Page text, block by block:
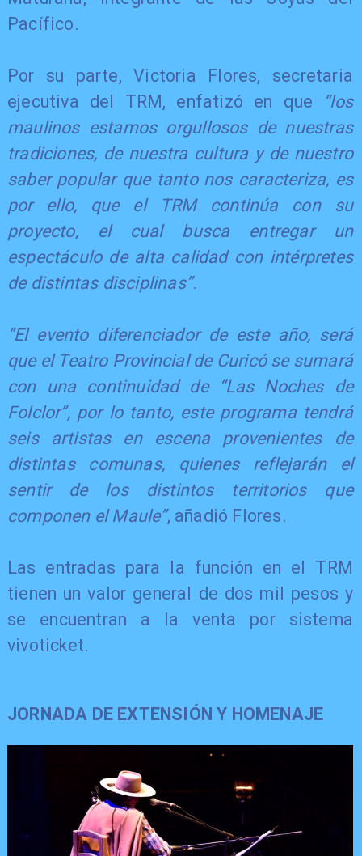
Pacífico.
Por su parte, Victoria Flores, secretaria
ejecutiva del TRM, enfatizó en que
“los
maulinos estamos orgullosos de nuestras
tradiciones, de nuestra cultura y de nuestro
saber popular que tanto nos caracteriza, es
por ello, que el TRM continúa con su
proyecto, el cual busca entregar un
espectáculo de alta calidad con intérpretes
de distintas disciplinas”.
“El evento diferenciador de este año, será
que el Teatro Provincial de Curicó se sumará
con una continuidad de “Las Noches de
Folclor”, por lo tanto, este programa tendrá
seis artistas en escena provenientes de
distintas comunas, quienes reflejarán el
sentir de los distintos territorios que
componen el Maule”, añadió Flores.
Las entradas para la función en el TRM
tienen un valor general de dos mil pesos y
se encuentran a la venta por sistema
vivoticket.
JORNADA DE EXTENSIÓN Y HOMENAJE